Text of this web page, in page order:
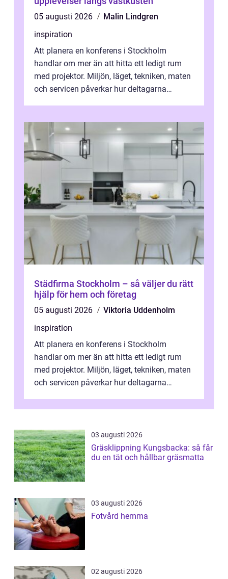
05 augusti 2026
Malin Lindgren
inspiration
Att planera en konferens i Stockholm
handlar om mer än att hitta ett ledigt rum
med projektor. Miljön, läget, tekniken, maten
och servicen påverkar hur deltagarna
Städfirma Stockholm – så väljer du rätt
hjälp för hem och företag
05 augusti 2026
Viktoria Uddenholm
inspiration
Att planera en konferens i Stockholm
handlar om mer än att hitta ett ledigt rum
med projektor. Miljön, läget, tekniken, maten
och servicen påverkar hur deltagarna
03 augusti 2026
Gräsklippning Kungsbacka: så får
du en tät och hållbar gräsmatta
03 augusti 2026
Fotvård hemma
02 augusti 2026